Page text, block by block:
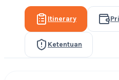
Itinerary
Ketentuan